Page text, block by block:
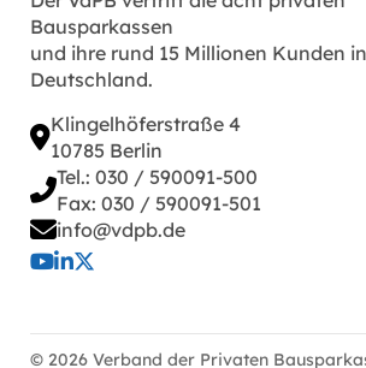
Bausparkassen
und ihre rund 15 Millionen Kunden in
Deutschland.
Klingelhöferstraße 4
10785 Berlin
Tel.: 030 / 590091-500
Fax: 030 / 590091-501
info@vdpb.de
© 2026 Verband der Privaten